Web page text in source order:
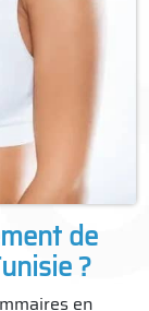
de
?
en